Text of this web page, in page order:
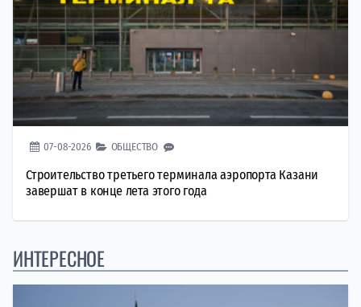
07-08-2026 ОБЩЕСТВО
Строительство третьего терминала аэропорта Казани
завершат в конце лета этого года
ИНТЕРЕСНОЕ